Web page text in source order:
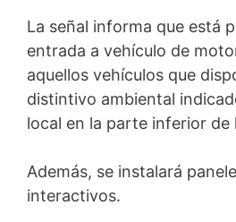
La señal informa que está
entrada a vehículo de
aquellos vehículos que
distintivo ambiental
local en la parte inferior de
Además, se instalará
interactivos.